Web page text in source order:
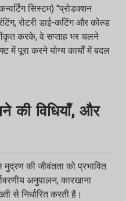
सिस्टम) "प्रोडक्शन
रोटरी डाई-कटिंग और कोल्ड
करके, वे सप्ताह भर चलने
पूरा करने योग्य कार्यों में बदल
की विधियाँ, और
की जीवंतता को प्रभावित
अनुपालन, कारखाना
से निर्धारित करती है।